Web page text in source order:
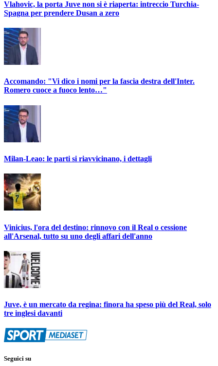
Vlahovic, la porta Juve non si è riaperta: intreccio Turchia-
Spagna per prendere Dusan a zero
Accomando: "Vi dico i nomi per la fascia destra dell'Inter.
Romero cuoce a fuoco lento…"
Milan-Leao: le parti si riavvicinano, i dettagli
Vinicius, l'ora del destino: rinnovo con il Real o cessione
all'Arsenal, tutto su uno degli affari dell'anno
Juve, è un mercato da regina: finora ha speso più del Real, solo
tre inglesi davanti
Seguici su